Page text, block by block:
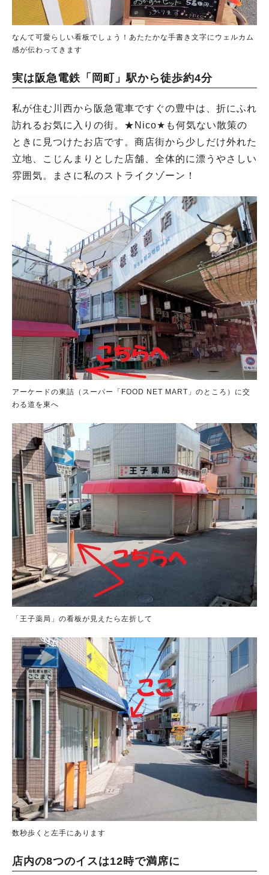
なんて可愛らしい看板でしょう！あたたかな手書き文字にウェルカム
感が伝わってきます
実は阪急電鉄「岡町」駅から徒歩約4分
私が住む川西から阪急電車ですぐの豊中は、折にふれ
訪れるお気に入りの街。★Nico★も何気ない散策の
ときに見つけたお店です。商店街から少しだけ外れた
立地、こじんまりとした店舗、全体的に漂うやさしい
雰囲気。まさに私のストライクゾーン！
アーケードの東詰（スーパー「FOOD NET MART」のところ）に交
わる道を東へ
「王子薬局」の看板が見えたら左折して
数秒歩くと左手にあります
店内の8つのイスは12時で満席に